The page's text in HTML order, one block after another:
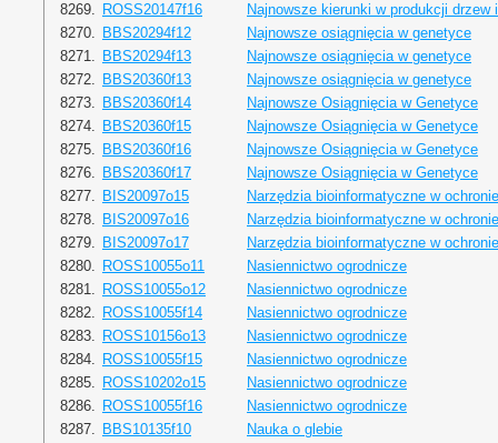
8269. ROSS20147f16
Najnowsze kierunki w produkcji drzew
8270. BBS20294f12
Najnowsze osiągnięcia w genetyce
8271. BBS20294f13
Najnowsze osiągnięcia w genetyce
8272. BBS20360f13
Najnowsze osiągnięcia w genetyce
8273. BBS20360f14
Najnowsze Osiągnięcia w Genetyce
8274. BBS20360f15
Najnowsze Osiągnięcia w Genetyce
8275. BBS20360f16
Najnowsze Osiągnięcia w Genetyce
8276. BBS20360f17
Najnowsze Osiągnięcia w Genetyce
8277. BIS20097o15
Narzędzia bioinformatyczne w
8278. BIS20097o16
Narzędzia bioinformatyczne w
8279. BIS20097o17
Narzędzia bioinformatyczne w
8280. ROSS10055o11
Nasiennictwo ogrodnicze
8281. ROSS10055o12
Nasiennictwo ogrodnicze
8282. ROSS10055f14
Nasiennictwo ogrodnicze
8283. ROSS10156o13
Nasiennictwo ogrodnicze
8284. ROSS10055f15
Nasiennictwo ogrodnicze
8285. ROSS10202o15
Nasiennictwo ogrodnicze
8286. ROSS10055f16
Nasiennictwo ogrodnicze
8287. BBS10135f10
Nauka o glebie